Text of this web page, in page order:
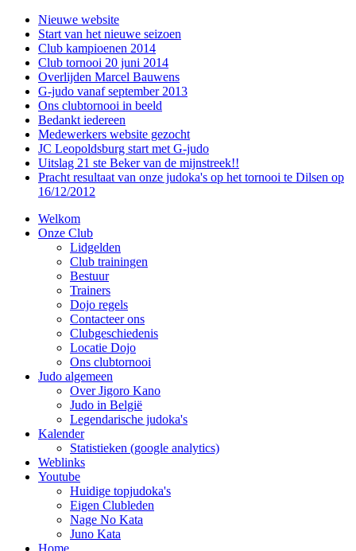
Nieuwe website
Start van het nieuwe seizoen
Club kampioenen 2014
Club tornooi 20 juni 2014
Overlijden Marcel Bauwens
G-judo vanaf september 2013
Ons clubtornooi in beeld
Bedankt iedereen
Medewerkers website gezocht
JC Leopoldsburg start met G-judo
Uitslag 21 ste Beker van de mijnstreek!!
Pracht resultaat van onze judoka's op het tornooi te Dilsen op
16/12/2012
Welkom
Onze Club
Lidgelden
Club trainingen
Bestuur
Trainers
Dojo regels
Contacteer ons
Clubgeschiedenis
Locatie Dojo
Ons clubtornooi
Judo algemeen
Over Jigoro Kano
Judo in België
Legendarische judoka's
Kalender
Statistieken (google analytics)
Weblinks
Youtube
Huidige topjudoka's
Eigen Clubleden
Nage No Kata
Juno Kata
Home